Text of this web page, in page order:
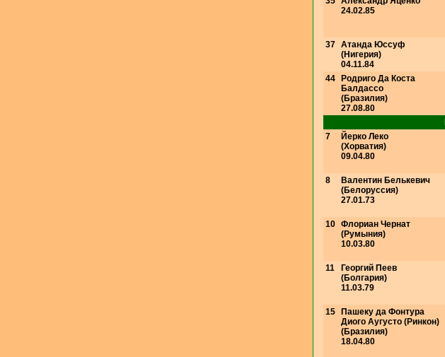
24.02.85
37 Атанда Юссуф
(Нигерия)
04.11.84
44
Родриго Да Коста
Балдассо
(Бразилия)
27.08.80
7
Йерко Леко
(Хорватия)
09.04.80
8
Валентин Белькевич
(Белоруссия)
27.01.73
10 Флориан Чернат
(Румыния)
10.03.80
11
Георгий Пеев
(Болгария)
11.03.79
15
Пашеку да Фонтура
Диого Аугусто (Ринкон)
(Бразилия)
18.04.80